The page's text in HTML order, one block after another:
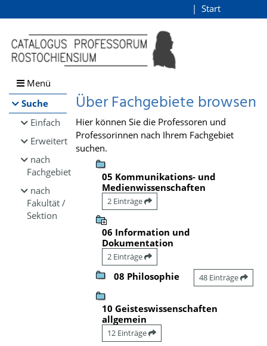
Browsen
direkt zum Inhalt
Start
Menü
Suche
Einfach
Erweitert
nach
Fachgebiet
nach
Fakultät /
Sektion
Über Fachgebiete browsen
Hier können Sie die Professoren und
Professorinnen nach Ihrem Fachgebiet
suchen.
05 Kommunikations- und
Medienwissenschaften
2 Einträge
06 Information und
Dokumentation
2 Einträge
08 Philosophie 48 Einträge
10 Geisteswissenschaften
allgemein
12 Einträge